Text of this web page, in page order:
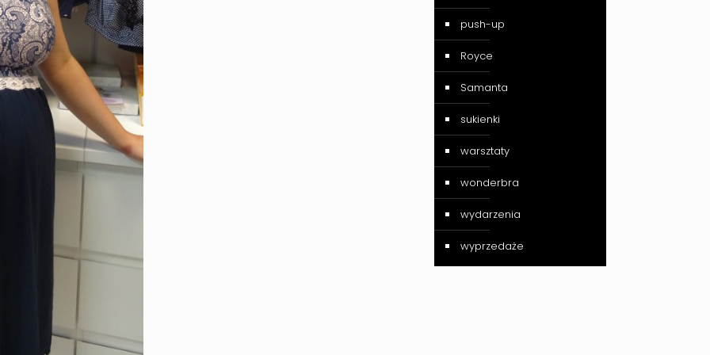
push-up
Royce
Samanta
sukienki
warsztaty
wonderbra
wydarzenia
wyprzedaże